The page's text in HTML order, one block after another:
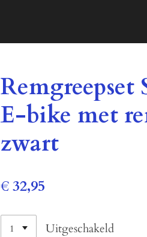
Remgreepset
E-bike met
zwart
€ 32,95
Uitgeschakeld